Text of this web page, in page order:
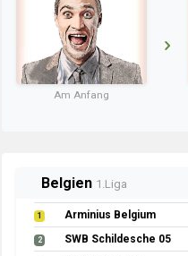
Am Anfang
Belgien 1.Liga
1 Arminius Belgium
2 SWB Schildesche 05